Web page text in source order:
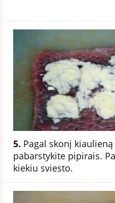
5. Pagal skonį
pabarstykite pipirais.
kiekiu sviesto.